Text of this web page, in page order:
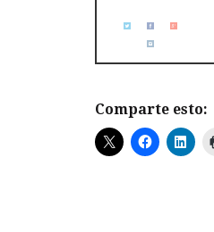
Comparte esto: